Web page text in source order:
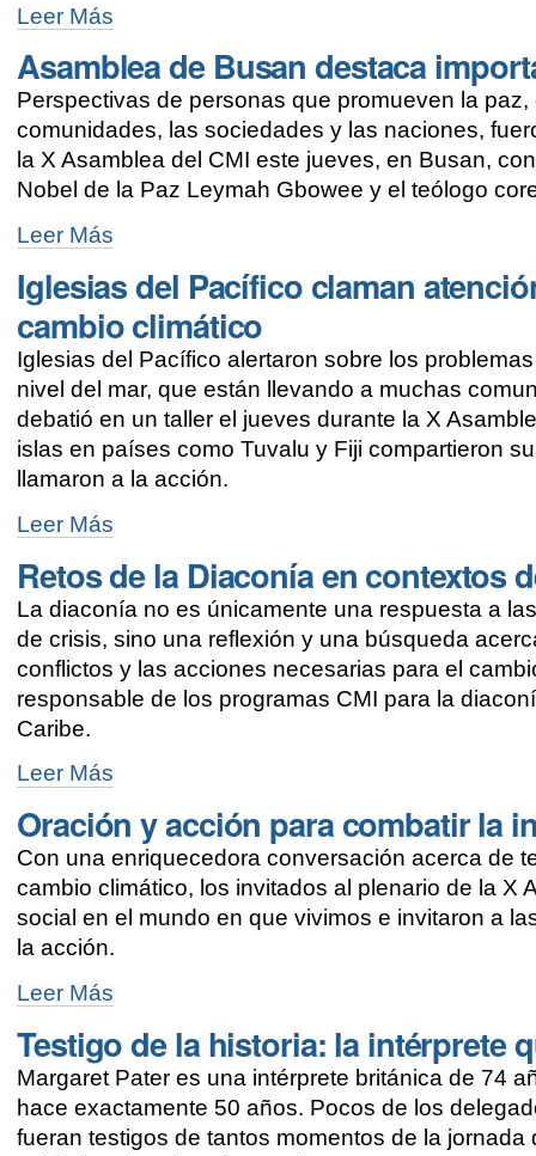
-
Asamblea
cierra
con
oración
por
la
paz
-
Leer Más
Asamblea de Busan destaca
Perspectivas de personas que promueven la
comunidades, las sociedades y las naciones,
la X Asamblea del CMI este jueves, en Busan,
Nobel de la Paz Leymah Gbowee y el teólogo
Asamblea
de
Busan
destaca
importancia
de
la
paz
-
Leer Más
Iglesias del Pacífico claman
cambio climático
Iglesias del Pacífico alertaron sobre los
nivel del mar, que están llevando a muchas
debatió en un taller el jueves durante la X
islas en países como Tuvalu y Fiji compartieron
llamaron a la acción.
Iglesias
del
Pacífico
claman
atención
al
desplazamiento
por
cambio
climático
Leer Más
Retos de la Diaconía en contextos
La diaconía no es únicamente una respuesta a
de crisis, sino una reflexión y una búsqueda
conflictos y las acciones necesarias para el
responsable de los programas CMI para la
Caribe.
Retos
de
la
Diaconía
en
contextos
exclusión
Leer Más
Oración y acción para combatir la
Con una enriquecedora conversación acerca de
cambio climático, los invitados al plenario de la X
social en el mundo en que vivimos e invitaron a
la acción.
Oración
y
acción
para
combatir
la
-
Leer Más
Testigo de la historia: la intérprete
Margaret Pater es una intérprete británica de 74
hace exactamente 50 años. Pocos de los
fueran testigos de tantos momentos de la